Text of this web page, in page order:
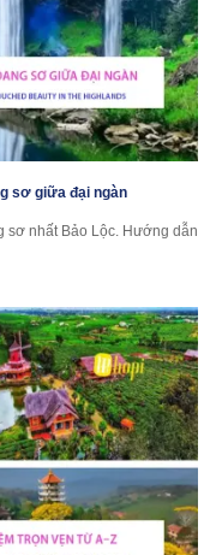
sơ giữa đại ngàn
sơ nhất Bảo Lộc. Hướng dẫn